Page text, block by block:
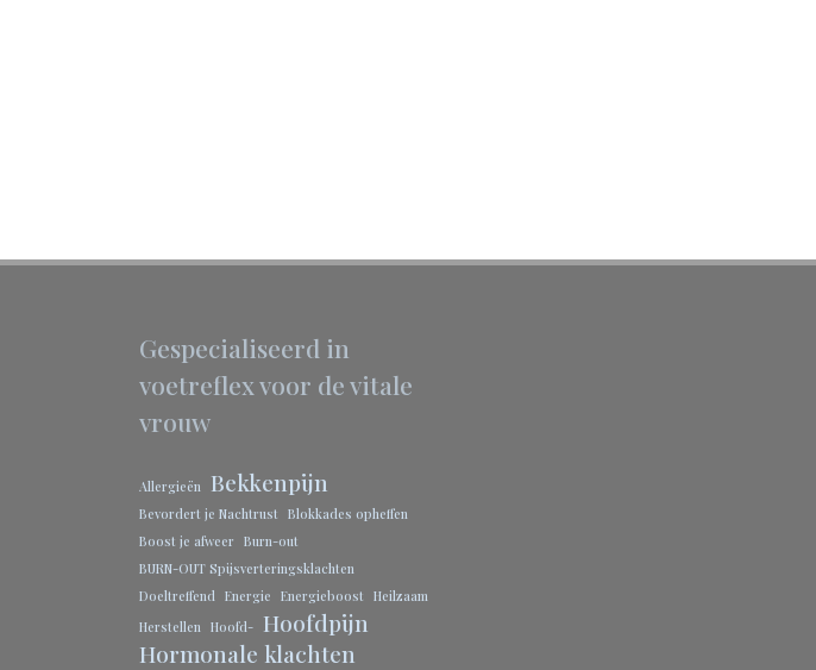
Gespecialiseerd in
voetreflex voor de vitale
vrouw
Allergieën Bekkenpijn
Bevordert je Nachtrust Blokkades opheffen
Boost je afweer Burn-out
BURN-OUT Spijsverteringsklachten
Doeltreffend Energie Energieboost Heilzaam
Herstellen Hoofd- Hoofdpijn
Hormonale klachten